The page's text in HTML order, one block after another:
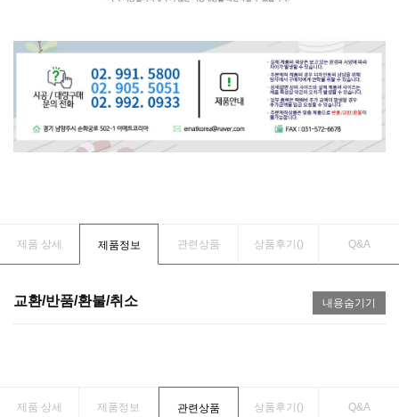
제품 상세 제품정보 관련상품 상품후기() Q&A
교환/반품/환불/취소 내용숨기기
제품 상세 제품정보 관련상품 상품후기() Q&A